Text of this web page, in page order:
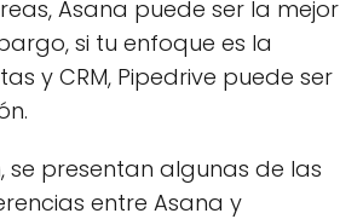
Asana puede ser la mejor
si tu enfoque es la
y CRM, Pipedrive puede ser
se presentan algunas de las
entre Asana y